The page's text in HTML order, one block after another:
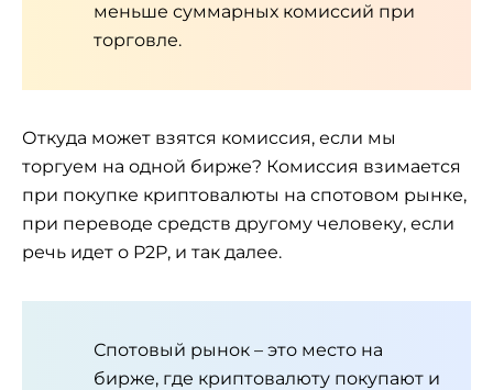
меньше суммарных комиссий при
торговле.
Откуда может взятся комиссия, если мы
торгуем на одной бирже? Комиссия взимается
при покупке криптовалюты на спотовом рынке,
при переводе средств другому человеку, если
речь идет о P2P, и так далее.
Спотовый рынок – это место на
бирже, где криптовалюту покупают и